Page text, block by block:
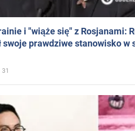
i "wiąże się" z Rosjanami:
swoje prawdziwe stanowisko w
31